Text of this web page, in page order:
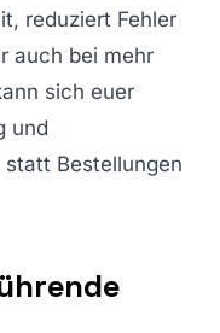
reduziert Fehler
auch bei mehr
sich euer
und
statt Bestellungen